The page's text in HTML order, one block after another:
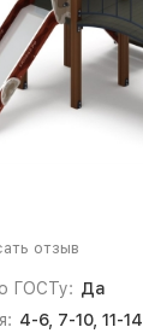
отзыв
ГОСТу: Да
4-6, 7-10, 11-14